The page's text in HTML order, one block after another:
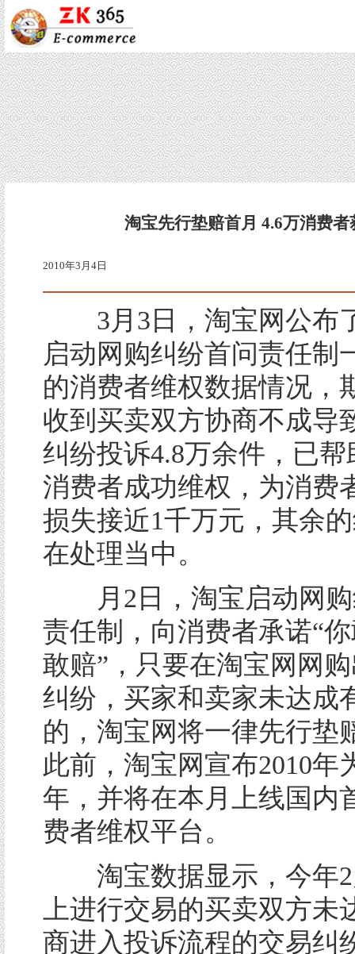
淘宝先行垫赔首月 4.6万消费者
2010年3月4日
3月3日，淘宝网公布
启动网购纠纷首问责任制
的消费者维权数据情况，
收到买卖双方协商不成导
纠纷投诉4.8万余件，已帮
消费者成功维权，为消费
损失接近1千万元，其余
在处理当中。
月2日，淘宝启动网购
责任制，向消费者承诺“
敢赔”，只要在淘宝网网
纠纷，买家和卖家未达成
的，淘宝网将一律先行垫
此前，淘宝网宣布2010年
年，并将在本月上线国内
费者维权平台。
淘宝数据显示，今年2
上进行交易的买卖双方未
商进入投诉流程的交易纠